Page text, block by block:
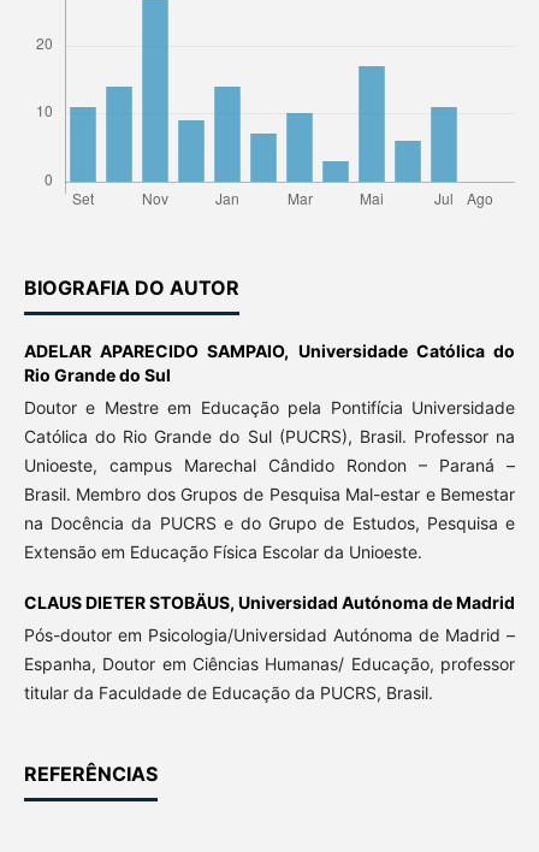
BIOGRAFIA DO AUTOR
ADELAR APARECIDO SAMPAIO, Universidade Católica do
Rio Grande do Sul
Doutor e Mestre em Educação pela Pontifícia Universidade
Católica do Rio Grande do Sul (PUCRS), Brasil. Professor na
Unioeste, campus Marechal Cândido Rondon – Paraná –
Brasil. Membro dos Grupos de Pesquisa Mal-estar e Bemestar
na Docência da PUCRS e do Grupo de Estudos, Pesquisa e
Extensão em Educação Física Escolar da Unioeste.
CLAUS DIETER STOBÄUS, Universidad Autónoma de Madrid
Pós-doutor em Psicologia/Universidad Autónoma de Madrid –
Espanha, Doutor em Ciências Humanas/ Educação, professor
titular da Faculdade de Educação da PUCRS, Brasil.
REFERÊNCIAS